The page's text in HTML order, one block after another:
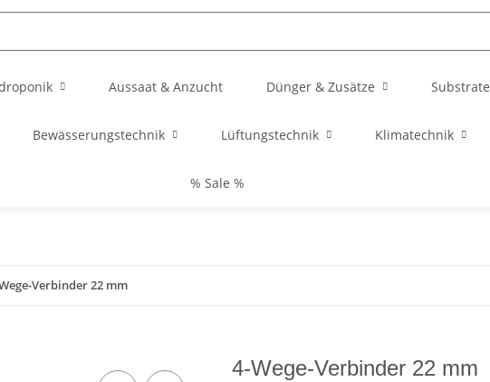
Aussaat & Anzucht Dünger & Zusätze Substrate
Bewässerungstechnik Lüftungstechnik Klimatechnik
% Sale %
Verbinder 22 mm
4-Wege-Verbinder 22 mm